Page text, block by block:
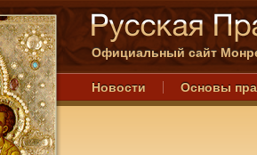
Официальный сайт
Новости Основы